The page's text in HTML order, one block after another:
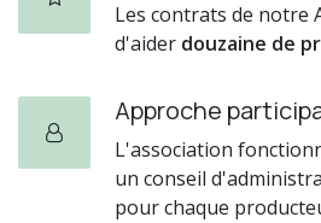
Les contrats de notre
d'aider douzaine de
Approche
L'association
un conseil
pour chaque